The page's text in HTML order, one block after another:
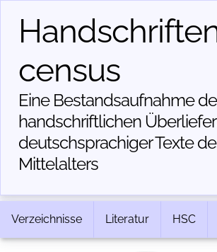
census
Eine Bestandsaufnahme
handschriftlichen
deutschsprachiger Texte
Mittelalters
Verzeichnisse Literatur HSC